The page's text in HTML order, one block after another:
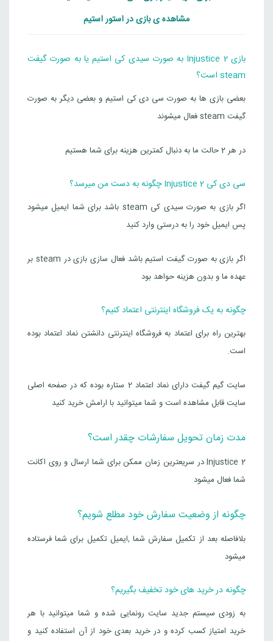
4,491,000
Injustice 2 Legendary Edition
مشاهده ی بازی در استور استیم
بازی Injustice 2 به صورت سیدی کی استیم یا به صورت گیفت
steam است؟
بعضی بازی ها به صورت سی دی کی استیم و بعضی دیگر به صورت
گیفت steam فعال میشوند
در هر 2 حالت ما به دنبال کمترین هزینه برای شما هستیم
سی دی کی Injustice 2 چگونه به دست من میرسد؟
اگر بازی به صورت سیدی کی steam باشد برای شما ایمیل میشود
پس ایمیل خود را به درستی وارد کنید
اگر بازی به صورت گیفت استیم باشد فعال سازی بازی در steam بر
عهده ما و بدون هزینه حواهد بود
چگونه به یک فروشگاه اینترنتی اعتماد کنیم؟
بهترین راه برای اعتماد به فروشگاه اینترنتی دانشتن نماد اعتماد بوده
است.
سایت گیم گیفت دارای نماد اعتماد 2 ستاره بوده که در صفحه اصلی
سایت قابل مشاهده است و شما میتوانید با ارامش خرید کنید
مدت زمان تحویل سفارشات چقدر است؟
Injustice 2 در سریعترین زمان ممکن برای شما ارسال و روی اکانت
شما فعال میشود
چگونه از وضعیت سفارش خود مطلع شویم؟
بلافاصله بعد از تکمیل سفارش شما ,ایمیل تکمیل برای شما فرستاده
میشود
چگونه در خرید های خود تخفیف بگیریم؟
به زودی سیستم جدید سایت رونمایی شده و شما میتوانید با هر
خرید امتیاز کسب کرده و در خرید بعدی خود از آن استفاده کنید و